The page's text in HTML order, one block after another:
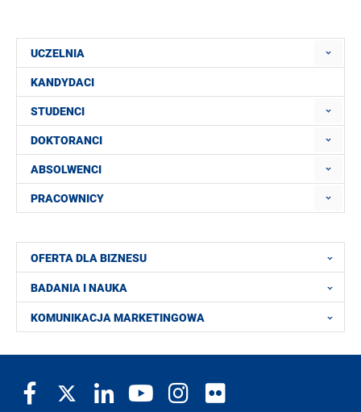
UCZELNIA
KANDYDACI
STUDENCI
DOKTORANCI
ABSOLWENCI
PRACOWNICY
OFERTA DLA BIZNESU
BADANIA I NAUKA
KOMUNIKACJA MARKETINGOWA